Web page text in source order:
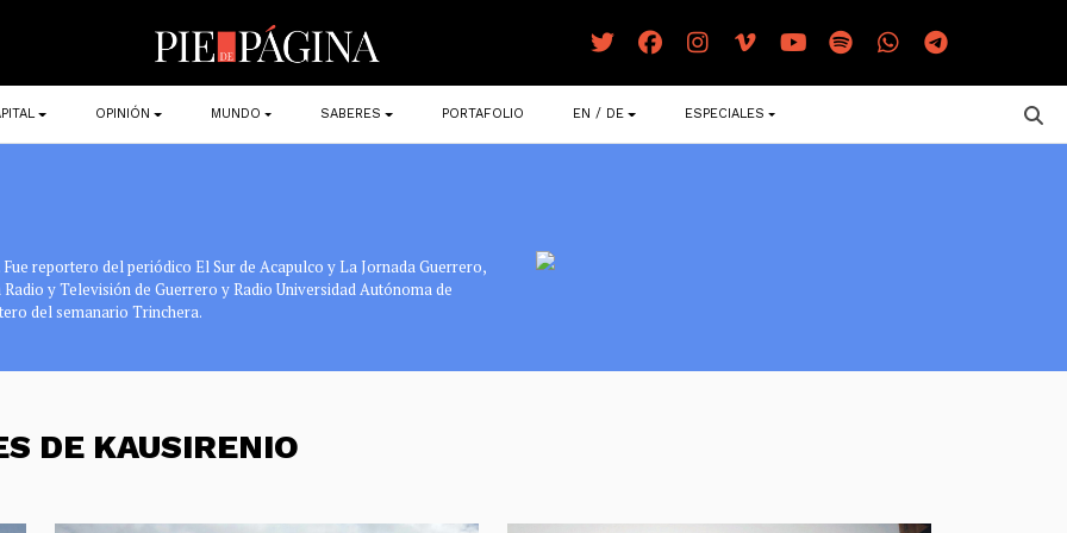
OPINIÓN MUNDO SABERES PORTAFOLIO EN / DE ESPECIALES
reportero del periódico El Sur de Acapulco y La Jornada Guerrero,
y Televisión de Guerrero y Radio Universidad Autónoma de
del semanario Trinchera.
DE KAUSIRENIO